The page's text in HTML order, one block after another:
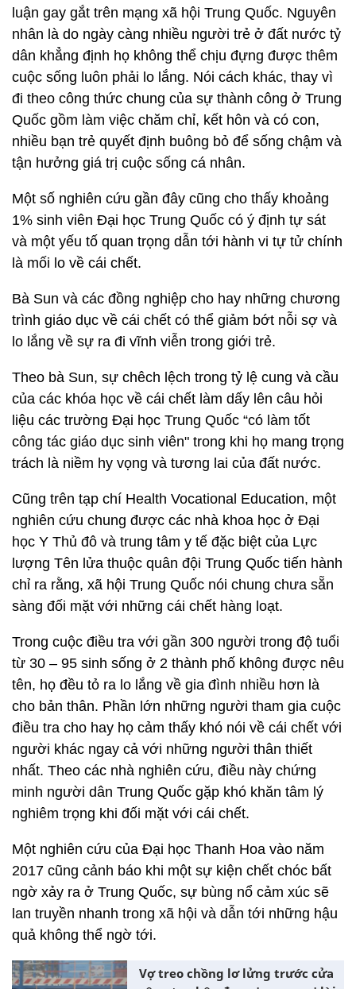
luận gay gắt trên mạng xã hội Trung Quốc. Nguyên
nhân là do ngày càng nhiều người trẻ ở đất nước tỷ
dân khẳng định họ không thể chịu đựng được thêm
cuộc sống luôn phải lo lắng. Nói cách khác, thay vì
đi theo công thức chung của sự thành công ở Trung
Quốc gồm làm việc chăm chỉ, kết hôn và có con,
nhiều bạn trẻ quyết định buông bỏ để sống chậm và
tận hưởng giá trị cuộc sống cá nhân.
Một số nghiên cứu gần đây cũng cho thấy khoảng
1% sinh viên Đại học Trung Quốc có ý định tự sát
và một yếu tố quan trọng dẫn tới hành vi tự tử chính
là mối lo về cái chết.
Bà Sun và các đồng nghiệp cho hay những chương
trình giáo dục về cái chết có thể giảm bớt nỗi sợ và
lo lắng về sự ra đi vĩnh viễn trong giới trẻ.
Theo bà Sun, sự chêch lệch trong tỷ lệ cung và cầu
của các khóa học về cái chết làm dấy lên câu hỏi
liệu các trường Đại học Trung Quốc “có làm tốt
công tác giáo dục sinh viên" trong khi họ mang trọng
trách là niềm hy vọng và tương lai của đất nước.
Cũng trên tạp chí Health Vocational Education, một
nghiên cứu chung được các nhà khoa học ở Đại
học Y Thủ đô và trung tâm y tế đặc biệt của Lực
lượng Tên lửa thuộc quân đội Trung Quốc tiến hành
chỉ ra rằng, xã hội Trung Quốc nói chung chưa sẵn
sàng đối mặt với những cái chết hàng loạt.
Trong cuộc điều tra với gần 300 người trong độ tuổi
từ 30 – 95 sinh sống ở 2 thành phố không được nêu
tên, họ đều tỏ ra lo lắng về gia đình nhiều hơn là
cho bản thân. Phần lớn những người tham gia cuộc
điều tra cho hay họ cảm thấy khó nói về cái chết với
người khác ngay cả với những người thân thiết
nhất. Theo các nhà nghiên cứu, điều này chứng
minh người dân Trung Quốc gặp khó khăn tâm lý
nghiêm trọng khi đối mặt với cái chết.
Một nghiên cứu của Đại học Thanh Hoa vào năm
2017 cũng cảnh báo khi một sự kiện chết chóc bất
ngờ xảy ra ở Trung Quốc, sự bùng nổ cảm xúc sẽ
lan truyền nhanh trong xã hội và dẫn tới những hậu
quả không thể ngờ tới.
Vợ treo chồng lơ lửng trước cửa